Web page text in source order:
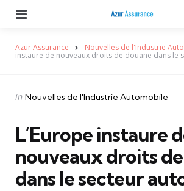
Azur Assurance Nouvelles de l'Industrie
instaure de nouveaux droits de douane dans le
Categories
Posted
in Nouvelles de l'Industrie Automobile
L’Europe instaure
nouveaux droits
dans le secteur